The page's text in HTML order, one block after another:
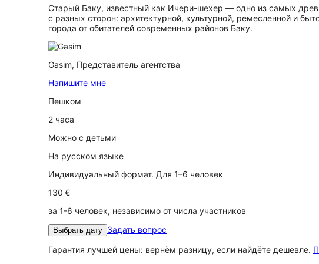
Старый Баку, известный как Ичери-шехер — одно из самых
с разных сторон: архитектурной, культурной, ремесленной и
города от обитателей современных районов Баку.
Gasim, Представитель агентства
Напишите мне
Пешком
2 часа
Можно с детьми
На русском языке
Индивидуальный формат. Для 1–6 человек
130 €
за 1-6 человек, независимо от числа участников
Выбрать дату Задать вопрос
Гарантия лучшей цены: вернём разницу, если найдёте дешевле.